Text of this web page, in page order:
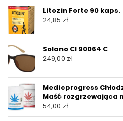
Litozin Forte 90 kaps.
24,85 zł
Solano Cl 90064 C
249,00 zł
Medicprogress
Maść rozgrzewająca
54,00 zł